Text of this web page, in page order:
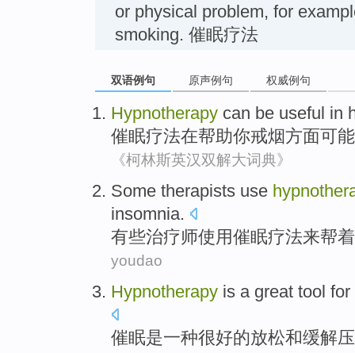
or physical problem, for
smoking. 催眠疗法
双语例句 原声例句 权威例句
Hypnotherapy can be useful in
催眠疗法在帮助你戒烟方面可能
《柯林斯英汉双解大词典》
Some therapists use
insomnia.
有些治疗师使用催眠疗法来帮着
youdao
Hypnotherapy is a great tool for
催眠是一种很好的放松和缓解